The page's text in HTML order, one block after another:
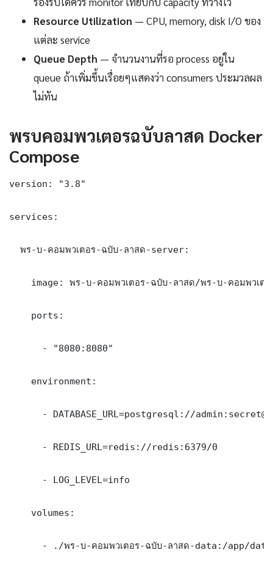
Resource Utilization — CPU, memory, disk I/O ของ
แต่ละ service
Queue Depth — จำนวนงานที่รอ process อยู่ใน
queue ถ้าเพิ่มขึ้นเรื่อยๆแสดงว่า consumers ประมวลผล
ไม่ทัน
พรบคอมพวเตอรฉบับลาสด Docker
Compose
version: "3.8"
services:
  พร-บ-คอมพวเตอร-ฉบับ-ลาสด-server:
image: พร-บ-คอมพวเตอร-ฉบับ-ลาสด/พร-บ-คอมพวเต
    ports:
      - "8080:8080"
    environment:
- DATABASE_URL=postgresql://
      - REDIS_URL=redis://redis:6379/0
      - LOG_LEVEL=info
    volumes:
      - ./พร-บ-คอมพวเตอร-ฉบับ-ลาสด-data:/app/data